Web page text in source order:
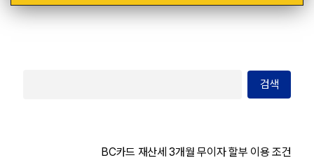
검색
BC카드 재산세 3개월 무이자 할부 이용 조건